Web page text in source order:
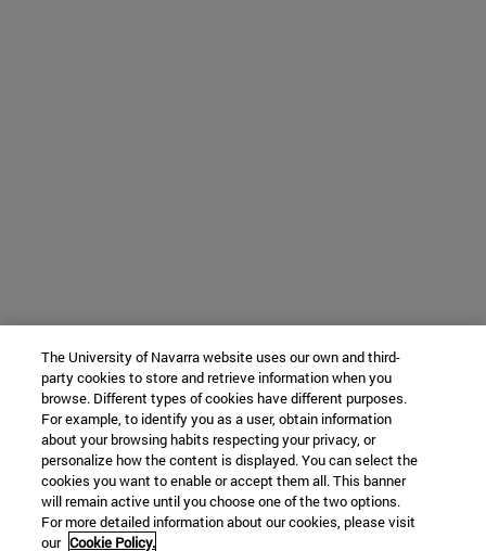
The University of Navarra website uses our own and third-
party cookies to store and retrieve information when you
browse. Different types of cookies have different purposes.
For example, to identify you as a user, obtain information
about your browsing habits respecting your privacy, or
personalize how the content is displayed. You can select the
cookies you want to enable or accept them all. This banner
will remain active until you choose one of the two options.
For more detailed information about our cookies, please visit
our Cookie Policy.